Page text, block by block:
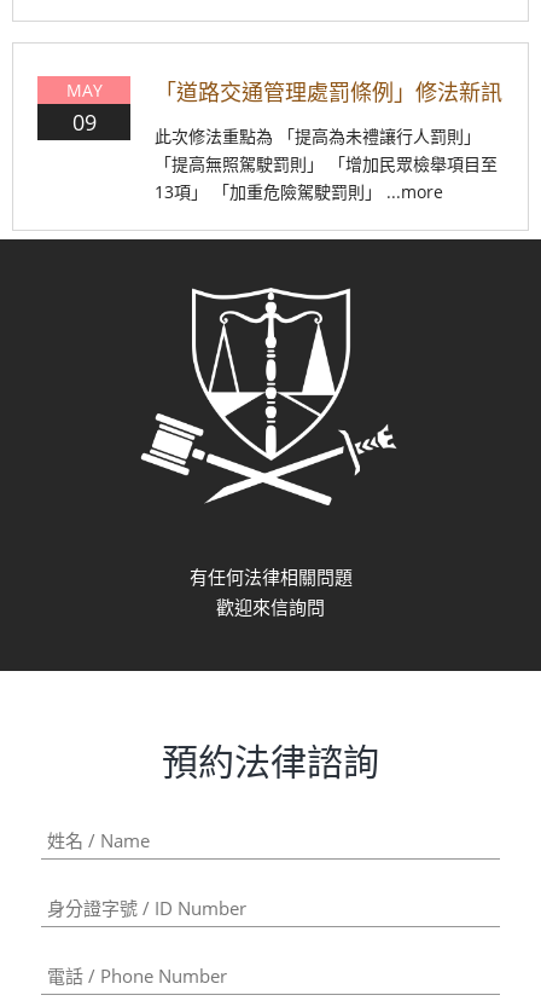
MAY
09
​「道路交通管理處罰條例」修法新訊
此次修法重點為 「提高為未禮讓行人罰則」
「提高無照駕駛罰則」 「增加民眾檢舉項目至
13項」 「加重危險駕駛罰則」 ...more
有任何法律相關問題
歡迎來信詢問
預約法律諮詢